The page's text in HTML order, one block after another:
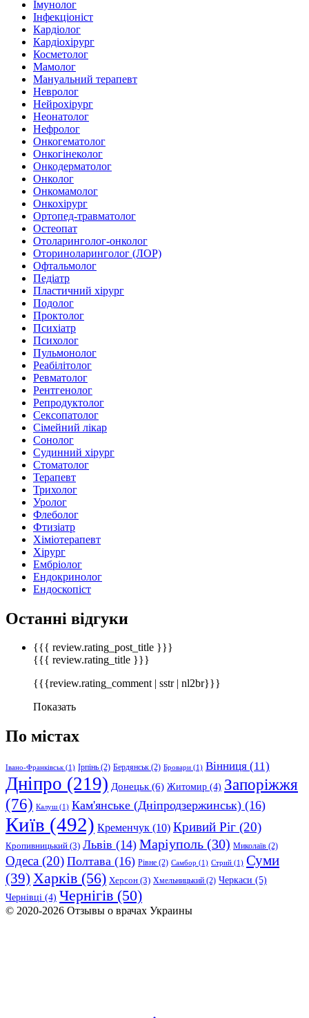
Імунолог
Інфекціоніст
Кардіолог
Кардіохірург
Косметолог
Мамолог
Мануальний терапевт
Невролог
Нейрохірург
Неонатолог
Нефролог
Онкогематолог
Онкогінеколог
Онкодерматолог
Онколог
Онкомамолог
Онкохірург
Ортопед-травматолог
Остеопат
Отоларинголог-онколог
Оториноларинголог (ЛОР)
Офтальмолог
Педіатр
Пластичний хірург
Подолог
Проктолог
Психіатр
Психолог
Пульмонолог
Реабілітолог
Ревматолог
Рентгенолог
Репродуктолог
Сексопатолог
Сімейний лікар
Сонолог
Судинний хірург
Стоматолог
Терапевт
Трихолог
Уролог
Флеболог
Фтизіатр
Хіміотерапевт
Хірург
Ембріолог
Ендокринолог
Ендоскопіст
Останні відгуки
{{{ review.rating_post_title }}}
{{{ review.rating_title }}}
{{{review.rating_comment | sstr | nl2br}}}
Показать
По містах
Івано-Франківськ(1) Ірпінь (2) Бердянськ (2) Бровари (1) Вінниця (11)
Дніпро (219) Донецьк(6) Житомир (4) Запоріжжя
(76) Калуш(1) Кам'янське (Дніпродзержинськ) (16)
Київ (492) Кременчук (10) Кривий Ріг (20)
Кропивницький (3) Львів (14) Маріуполь (30) Миколаїв (2)
Одеса (20) Полтава (16) Рівне (2) Самбор (1) Стрий (1) Суми
(39) Харків (56) Херсон (3) Хмельницький (2) Черкаси (5)
Чернівці (4) Чернігів (50)
© 2020-2026 Отзывы о врачах Украины